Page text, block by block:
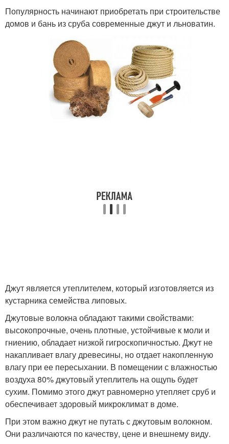
Популярность начинают приобретать при строительстве
домов и бань из сруба современные джут и льноватин.
Джут является утеплителем, который изготовляется из
кустарника семейства липовых.
Джутовые волокна обладают такими свойствами:
высокопрочные, очень плотные, устойчивые к моли и
гниению, обладает низкой гигроскопичностью. Джут не
накапливает влагу древесины, но отдает накопленную
влагу при ее пересыхании. В помещении с влажностью
воздуха 80% джутовый утеплитель на ощупь будет
сухим. Помимо этого джут равномерно утепляет сруб и
обеспечивает здоровый микроклимат в доме.
При этом важно джут не путать с джутовым волокном.
Они различаются по качеству, цене и внешнему виду.